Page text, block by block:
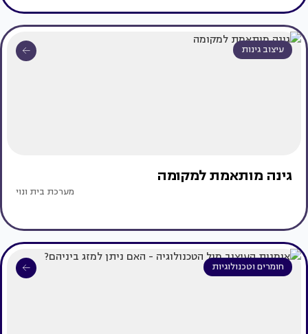
עיצוב גינות
גינה מותאמת למקומה
מערכת בית ונוי
חומרים וטכנולוגיות